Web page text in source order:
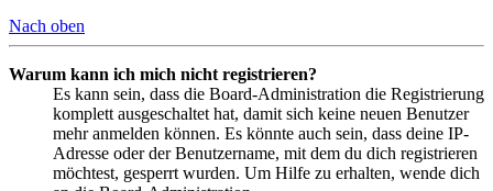
Nach oben
Warum kann ich mich nicht registrieren?
Es kann sein, dass die Board-Administration die Registrierung
komplett ausgeschaltet hat, damit sich keine neuen Benutzer
mehr anmelden können. Es könnte auch sein, dass deine IP-
Adresse oder der Benutzername, mit dem du dich registrieren
möchtest, gesperrt wurden. Um Hilfe zu erhalten, wende dich